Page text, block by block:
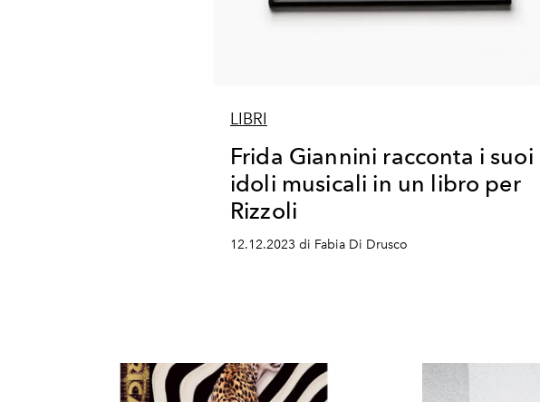
LIBRI
Frida Giannini racconta i suoi
idoli musicali in un libro per
Rizzoli
12.12.2023 di Fabia Di Drusco